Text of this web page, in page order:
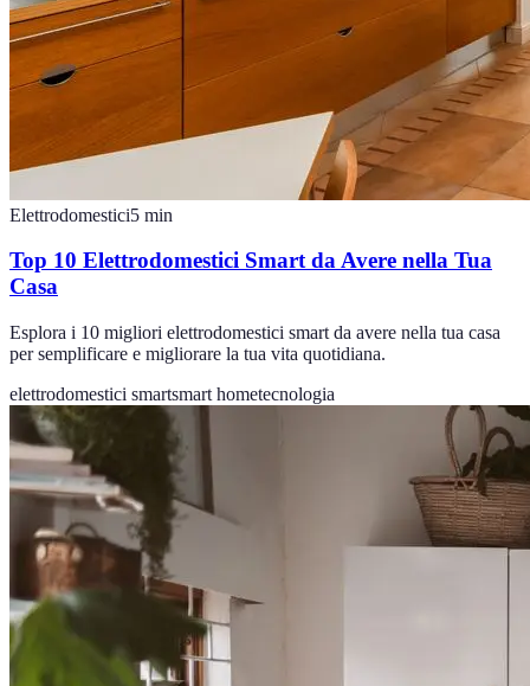
Elettrodomestici5 min
Top 10 Elettrodomestici Smart da Avere nella Tua
Casa
Esplora i 10 migliori elettrodomestici smart da avere nella tua casa
per semplificare e migliorare la tua vita quotidiana.
elettrodomestici smartsmart hometecnologia